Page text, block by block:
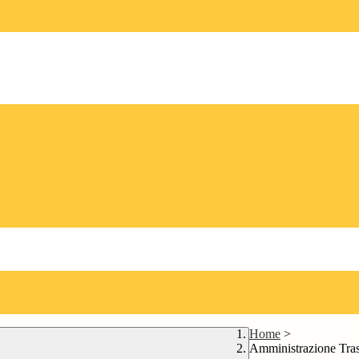
Home >
Amministrazione